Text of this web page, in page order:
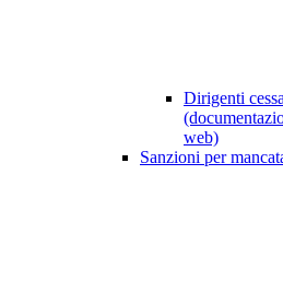
Dirigenti
web)
Sanzioni per